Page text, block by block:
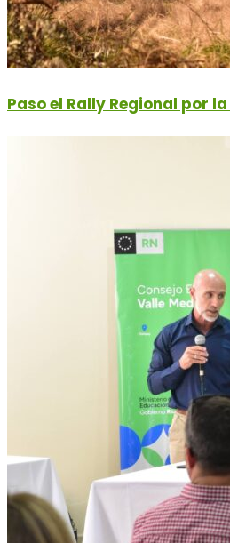
Paso el Rally Regional por